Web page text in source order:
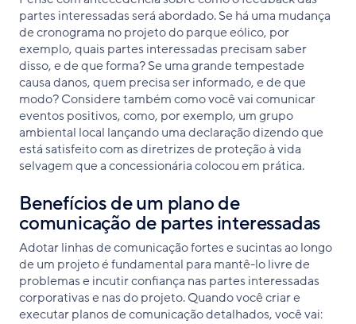
partes interessadas será abordado. Se há uma mudança
de cronograma no projeto do parque eólico, por
exemplo, quais partes interessadas precisam saber
disso, e de que forma? Se uma grande tempestade
causa danos, quem precisa ser informado, e de que
modo? Considere também como você vai comunicar
eventos positivos, como, por exemplo, um grupo
ambiental local lançando uma declaração dizendo que
está satisfeito com as diretrizes de proteção à vida
selvagem que a concessionária colocou em prática.
Benefícios de um plano de
comunicação de partes interessadas
Adotar linhas de comunicação fortes e sucintas ao longo
de um projeto é fundamental para mantê-lo livre de
problemas e incutir confiança nas partes interessadas
corporativas e nas do projeto. Quando você criar e
executar planos de comunicação detalhados, você vai: